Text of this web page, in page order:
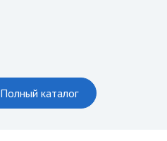
Полный каталог